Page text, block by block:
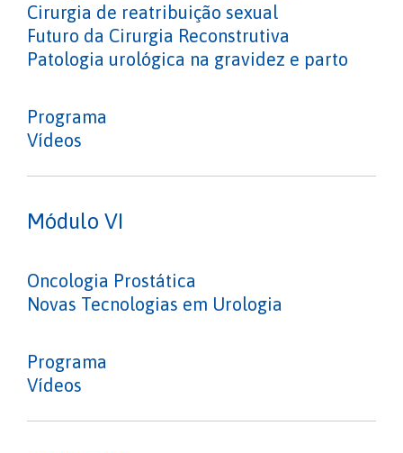
Cirurgia de reatribuição sexual
Futuro da Cirurgia Reconstrutiva
Patologia urológica na gravidez e parto
Programa
Vídeos
Módulo VI
Oncologia Prostática
Novas Tecnologias em Urologia
Programa
Vídeos